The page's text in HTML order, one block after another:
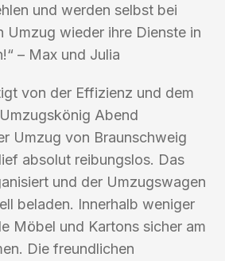
und werden selbst bei
Umzug wieder ihre Dienste in
– Max und Julia
von der Effizienz und dem
Abend
Umzug von Braunschweig
absolut reibungslos. Das
und der Umzugswagen
beladen. Innerhalb weniger
Möbel und Kartons sicher am
Die freundlichen